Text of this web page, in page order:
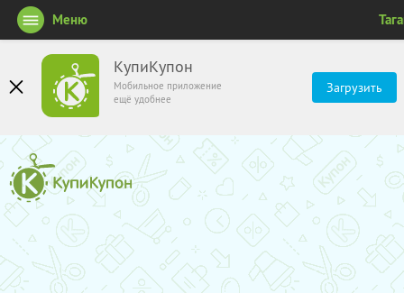
КупиКупон
Мобильное приложение
ещё удобнее
Загрузить
Меню